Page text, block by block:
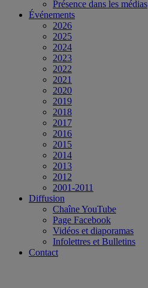
Présence dans les médias
Événements
2026
2025
2024
2023
2022
2021
2020
2019
2018
2017
2016
2015
2014
2013
2012
2001-2011
Diffusion
Chaîne YouTube
Page Facebook
Vidéos et diaporamas
Infolettres et Bulletins
Contact